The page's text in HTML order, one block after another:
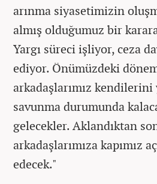
arınma siyasetimizin
almış olduğumuz bir
Yargı süreci işliyor, ceza
ediyor. Önümüzdeki
arkadaşlarımız kendilerini
savunma durumunda
gelecekler. Aklandıktan
arkadaşlarımıza kapımız
edecek."